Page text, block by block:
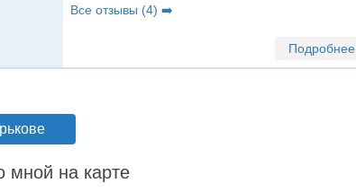
Все отзывы (4) ➡️
Подробнее
мной на карте